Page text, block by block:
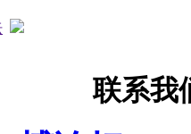
联系我